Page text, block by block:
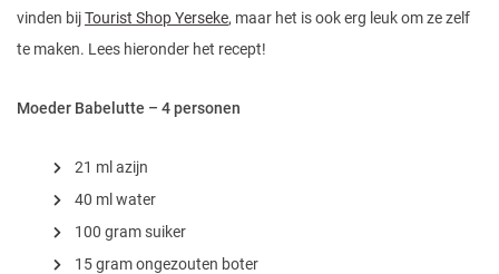
vinden bijTourist Shop Yerseke, maar het is ook erg leuk om ze zelf
te maken. Lees hieronder het recept!
Moeder Babelutte – 4 personen
21 ml azijn
40 ml water
100 gram suiker
15 gram ongezouten boter